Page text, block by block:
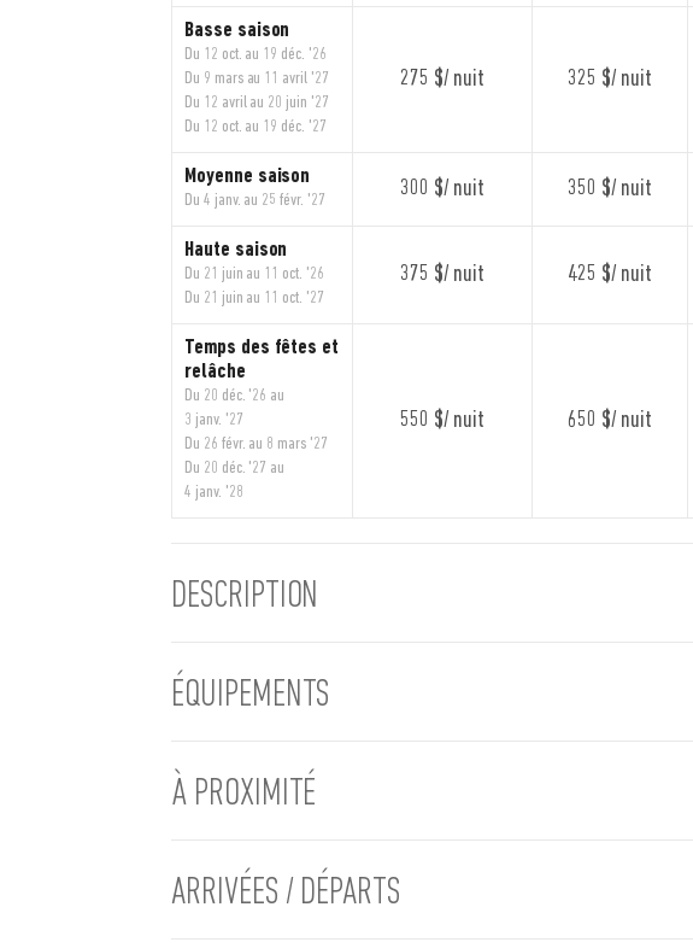
Basse saison
Du 12 oct. au 19 déc. '26
Du 9 mars au 11 avril '27
Du 12 avril au 20 juin '27
Du 12 oct. au 19 déc. '27
275 $/ nuit 325 $/ nuit
Moyenne saison
Du 4 janv. au 25 févr. '27 300 $/ nuit 350 $/ nuit
Haute saison
Du 21 juin au 11 oct. '26
Du 21 juin au 11 oct. '27
375 $/ nuit 425 $/ nuit
Temps des fêtes et
relâche
Du 20 déc. '26 au
3 janv. '27
Du 26 févr. au 8 mars '27
Du 20 déc. '27 au
4 janv. '28
550 $/ nuit 650 $/ nuit
DESCRIPTION
ÉQUIPEMENTS
À PROXIMITÉ
ARRIVÉES / DÉPARTS